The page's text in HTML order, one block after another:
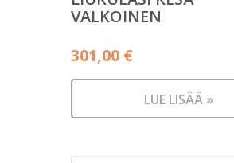
VALKOINEN
301,00 €
LUE LISÄÄ »